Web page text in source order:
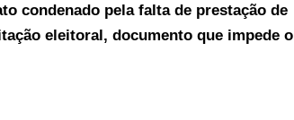
condenado pela falta de prestação de
eleitoral, documento que impede o